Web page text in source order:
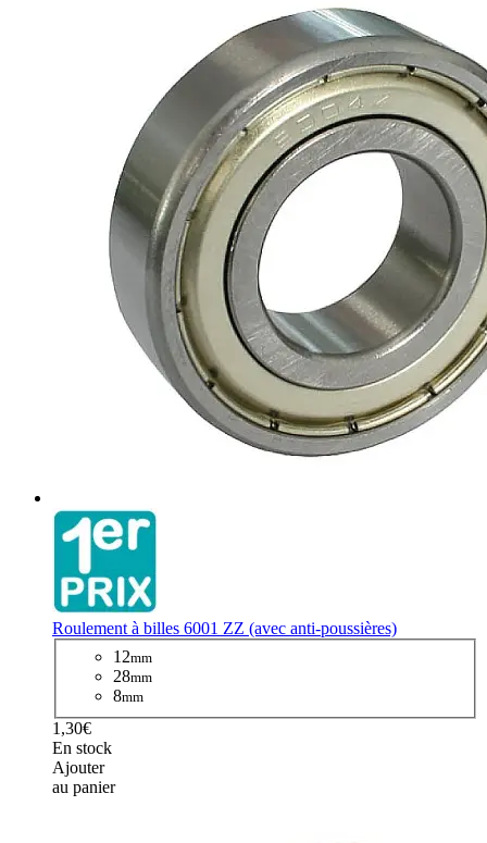
Roulement à billes 6001 ZZ (avec anti-poussières)
12mm
28mm
8mm
1,30€
En stock
Ajouter
au panier